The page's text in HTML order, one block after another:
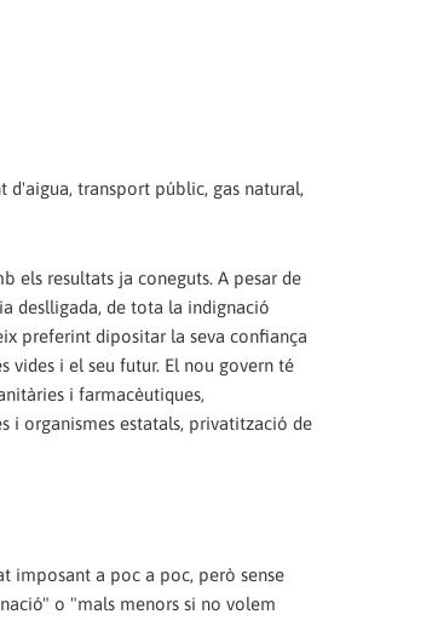
d'aigua, transport públic, gas natural,
els resultats ja coneguts. A pesar de
deslligada, de tota la indignació
preferint dipositar la seva confiança
i el seu futur. El nou govern té
i farmacèutiques,
i organismes estatals, privatització de
imposant a poc a poc, però sense
o "mals menors si no volem